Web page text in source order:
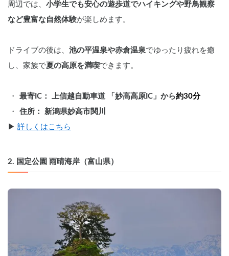
周辺では、 小学生でも安心の遊歩道でハイキングや野鳥観察
など豊富な自然体験が楽しめます。
ドライブの後は、 池の平温泉や赤倉温泉でゆったり疲れを癒
し、家族で夏の高原を満喫できます。
最寄IC： 上信越自動車道 「妙高高原IC」から約30分
住所： 新潟県妙高市関川
▶︎ 詳しくはこちら
2. 国定公園 雨晴海岸（富山県）